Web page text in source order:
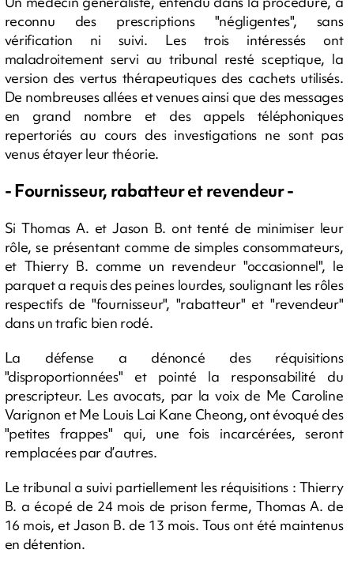
reconnu des prescriptions "négligentes", sans
vérification ni suivi. Les trois intéressés ont
maladroitement servi au tribunal resté sceptique, la
version des vertus thérapeutiques des cachets utilisés.
De nombreuses allées et venues ainsi que des messages
en grand nombre et des appels téléphoniques
repertoriés au cours des investigations ne sont pas
venus étayer leur théorie.
- Fournisseur, rabatteur et revendeur -
Si Thomas A. et Jason B. ont tenté de minimiser leur
rôle, se présentant comme de simples consommateurs,
et Thierry B. comme un revendeur "occasionnel", le
parquet a requis des peines lourdes, soulignant les rôles
respectifs de "fournisseur", "rabatteur" et "revendeur"
dans un trafic bien rodé.
La défense a dénoncé des réquisitions
"disproportionnées" et pointé la responsabilité du
prescripteur. Les avocats, par la voix de Me Caroline
Varignon et Me Louis Lai Kane Cheong, ont évoqué des
"petites frappes" qui, une fois incarcérées, seront
remplacées par d’autres.
Le tribunal a suivi partiellement les réquisitions : Thierry
B. a écopé de 24 mois de prison ferme, Thomas A. de
16 mois, et Jason B. de 13 mois. Tous ont été maintenus
en détention.